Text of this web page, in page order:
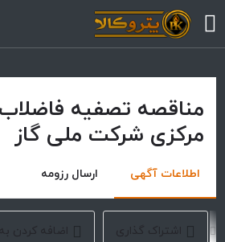
مناقصه تصفیه
مرکزی شرکت ملی گاز
اطلاعات آگهی ارسال رزومه
اشتراک گذاری اضافه کردن